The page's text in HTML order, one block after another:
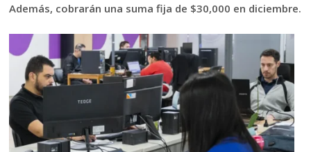
Además, cobrarán una suma fija de $30,000 en diciembre.